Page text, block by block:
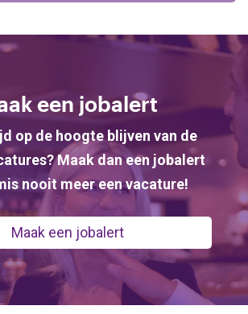
een jobalert
op de hoogte blijven van de
Maak dan een jobalert
nooit meer een vacature!
Maak een jobalert